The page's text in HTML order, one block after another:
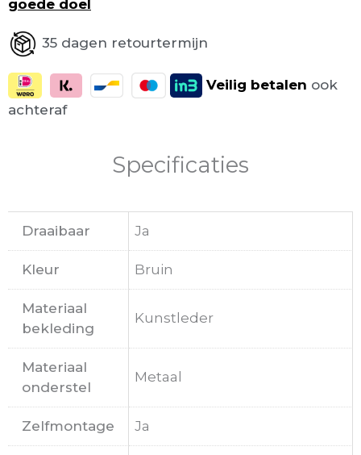
goede doel
35 dagen retourtermijn
Veilig betalen ook
achteraf
Specificaties
Draaibaar Ja
Kleur Bruin
Materiaal
bekleding
Kunstleder
Materiaal
onderstel
Metaal
Zelfmontage Ja